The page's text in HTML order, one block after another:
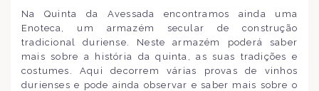
Na Quinta da Avessada encontramos ainda uma
Enoteca, um armazém secular de construção
tradicional duriense. Neste armazém poderá saber
mais sobre a história da quinta, as suas tradições e
costumes. Aqui decorrem várias provas de vinhos
durienses e pode ainda observar e saber mais sobre o